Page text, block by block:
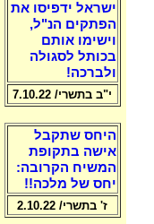
ישראל ידפיסו את
הפתקים הנ"ל,
וישימו אותם
בכותל לסגולה
ולברכה!
י"ב בתשרי/ 7.10.22
היחס שתקבל
אישה בתקופת
המשיח הקרובה:
יחס של מלכה!!
ז' בתשרי/ 2.10.22